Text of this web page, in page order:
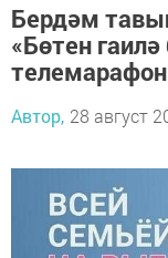
Бердәм
«Бөтен
Автор, 28 август